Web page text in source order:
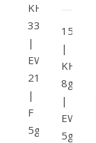
KH
33g
|
EW
21g
|
F
5g
152kcal
|
KH
8g
|
EW
5g